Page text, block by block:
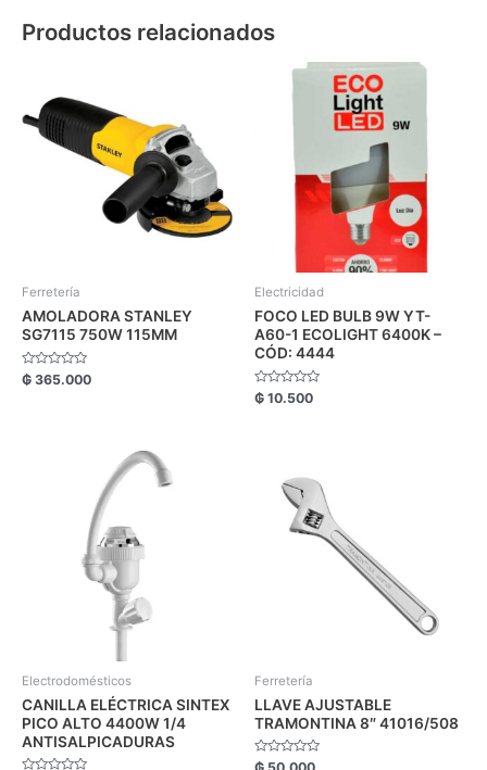
Productos relacionados
Ferretería
AMOLADORA STANLEY
SG7115 750W 115MM
Valorado
con
₲ 365.000
Electricidad
FOCO LED BULB 9W YT-
A60-1 ECOLIGHT 6400K –
CÓD: 4444
Valorado
con
₲ 10.500
Electrodomésticos
CANILLA ELÉCTRICA SINTEX
PICO ALTO 4400W 1/4
ANTISALPICADURAS
Ferretería
LLAVE AJUSTABLE
TRAMONTINA 8″ 41016/508
Valorado